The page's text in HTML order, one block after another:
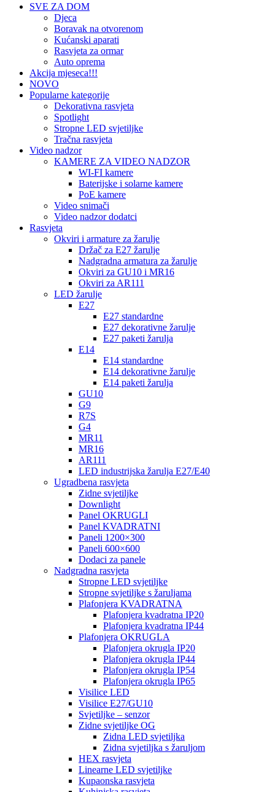
SVE ZA DOM
Djeca
Boravak na otvorenom
Kućanski aparati
Rasvjeta za ormar
Auto oprema
Akcija mjeseca!!!
NOVO
Popularne kategorije
Dekorativna rasvjeta
Spotlight
Stropne LED svjetiljke
Tračna rasvjeta
Video nadzor
KAMERE ZA VIDEO NADZOR
WI-FI kamere
Baterijske i solarne kamere
PoE kamere
Video snimači
Video nadzor dodatci
Rasvjeta
Okviri i armature za žarulje
Držač za E27 žarulje
Nadgradna armatura za žarulje
Okviri za GU10 i MR16
Okviri za AR111
LED žarulje
E27
E27 standardne
E27 dekorativne žarulje
E27 paketi žarulja
E14
E14 standardne
E14 dekorativne žarulje
E14 paketi žarulja
GU10
G9
R7S
G4
MR11
MR16
AR111
LED industrijska žarulja E27/E40
Ugradbena rasvjeta
Zidne svjetiljke
Downlight
Panel OKRUGLI
Panel KVADRATNI
Paneli 1200×300
Paneli 600×600
Dodaci za panele
Nadgradna rasvjeta
Stropne LED svjetiljke
Stropne svjetiljke s žaruljama
Plafonjera KVADRATNA
Plafonjera kvadratna IP20
Plafonjera kvadratna IP44
Plafonjera OKRUGLA
Plafonjera okrugla IP20
Plafonjera okrugla IP44
Plafonjera okrugla IP54
Plafonjera okrugla IP65
Visilice LED
Visilice E27/GU10
Svjetiljke – senzor
Zidne svjetiljke OG
Zidna LED svjetiljka
Zidna svjetiljka s žaruljom
HEX rasvjeta
Linearne LED svjetiljke
Kupaonska rasvjeta